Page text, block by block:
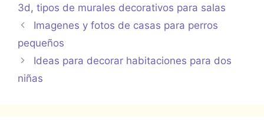
3d, tipos de murales decorativos para salas
Imagenes y fotos de casas para perros
pequeños
Ideas para decorar habitaciones para dos
niñas